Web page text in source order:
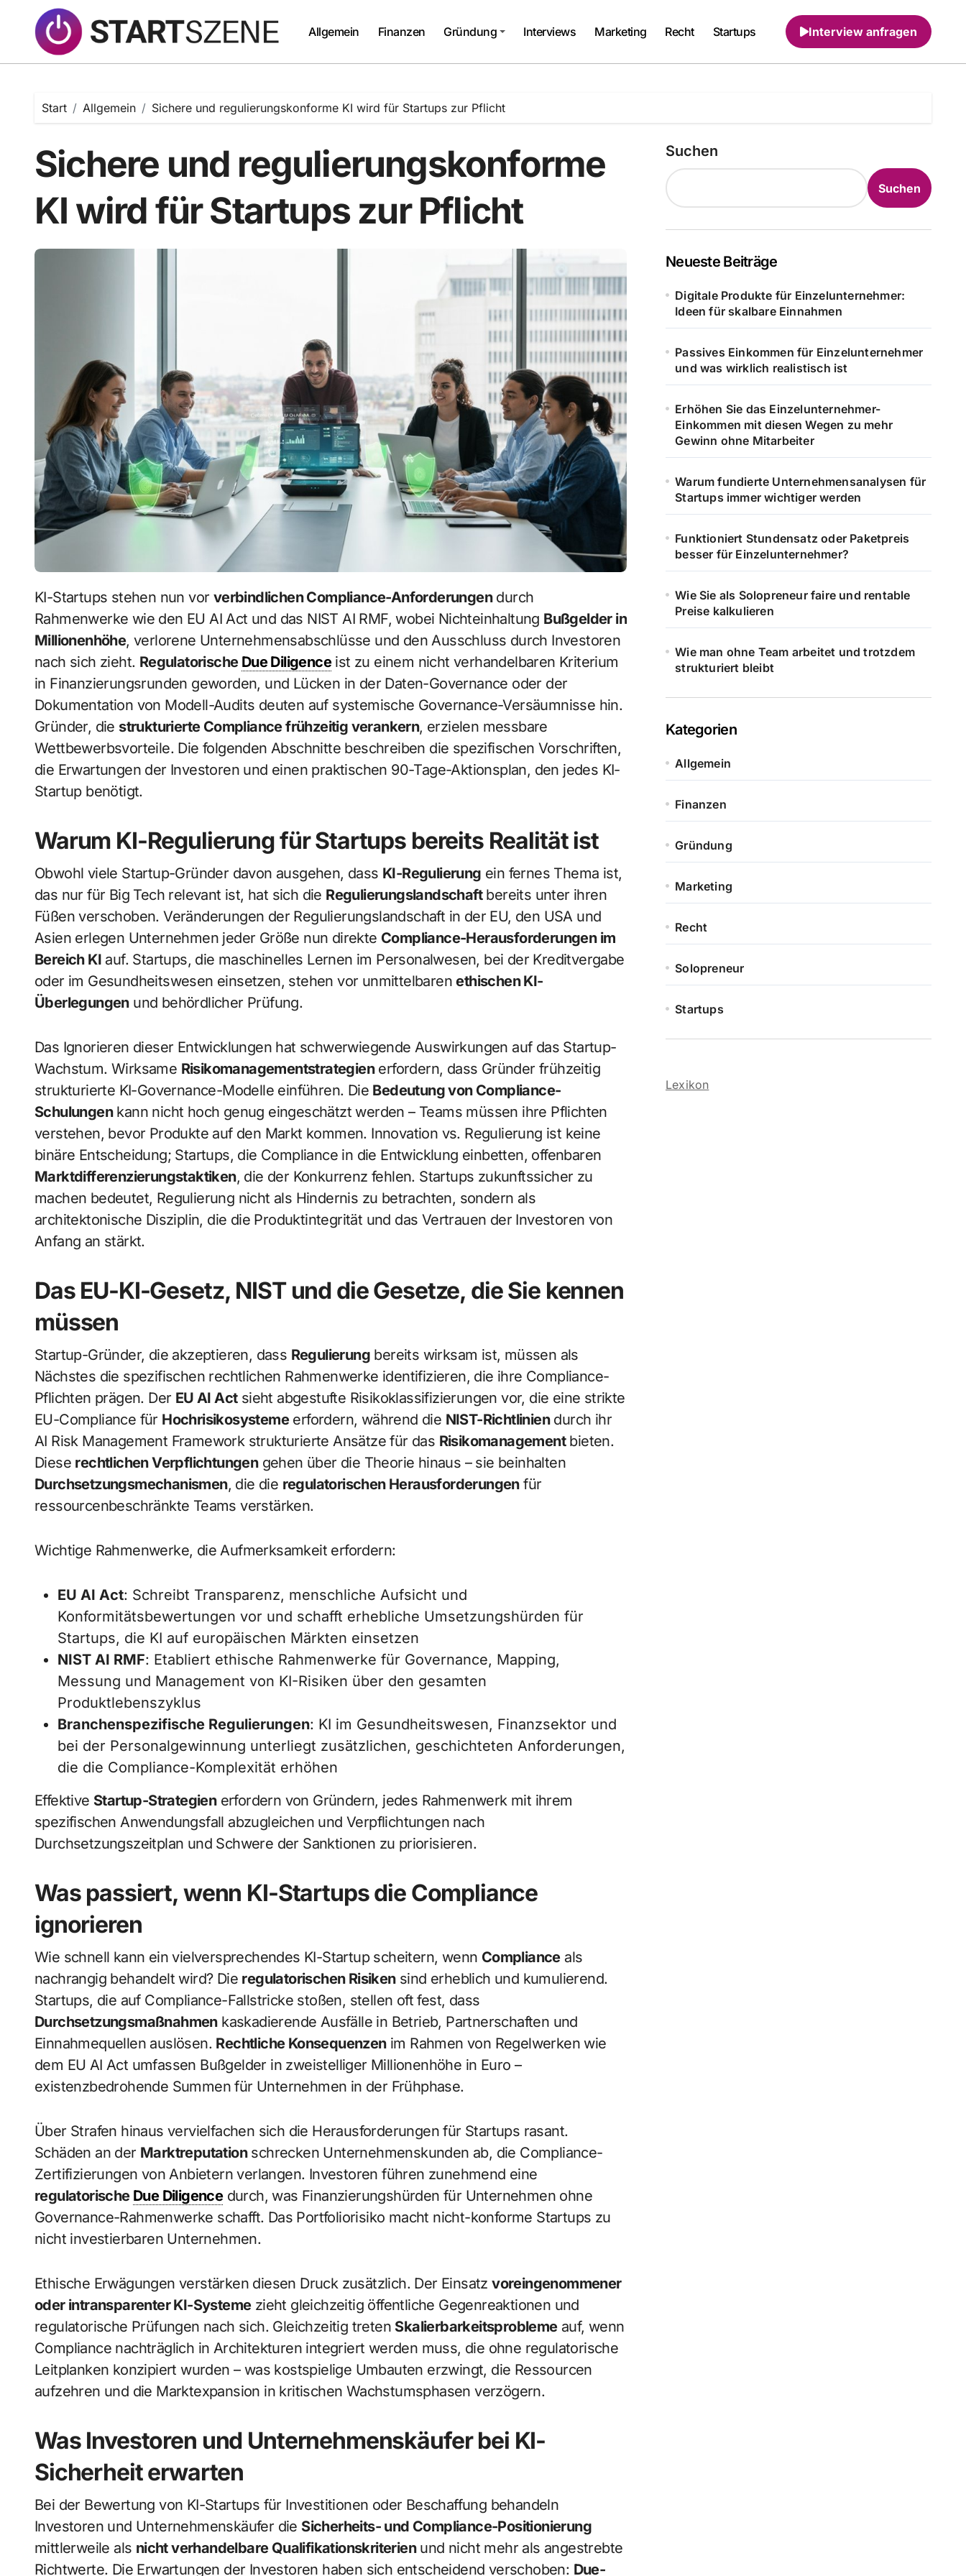
springen
Allgemein Finanzen Gründung Interviews Marketing Recht Startups Interview anfragen
Start Allgemein Sichere und regulierungskonforme KI wird für Startups zur Pflicht
Sichere und regulierungskonforme
KI wird für Startups zur Pflicht
KI-Startups stehen nun vor verbindlichen Compliance-Anforderungendurch
Rahmenwerke wie den EU AI Act und das NIST AI RMF, wobei Nichteinhaltung Bußgelder in
Millionenhöhe, verlorene Unternehmensabschlüsse und den Ausschluss durch Investoren
nach sich zieht. Regulatorische Due Diligenceist zu einem nicht verhandelbaren Kriterium
in Finanzierungsrunden geworden, und Lücken in der Daten-Governance oder der
Dokumentation von Modell-Audits deuten auf systemische Governance-Versäumnisse hin.
Gründer, die strukturierte Compliance frühzeitig verankern, erzielen messbare
Wettbewerbsvorteile. Die folgenden Abschnitte beschreiben die spezifischen Vorschriften,
die Erwartungen der Investoren und einen praktischen 90-Tage-Aktionsplan, den jedes KI-
Startup benötigt.
Warum KI-Regulierung für Startups bereits Realität ist
Obwohl viele Startup-Gründer davon ausgehen, dass KI-Regulierung ein fernes Thema ist,
das nur für Big Tech relevant ist, hat sich die Regulierungslandschaftbereits unter ihren
Füßen verschoben. Veränderungen der Regulierungslandschaft in der EU, den USA und
Asien erlegen Unternehmen jeder Größe nun direkte Compliance-Herausforderungen im
Bereich KI auf. Startups, die maschinelles Lernen im Personalwesen, bei der Kreditvergabe
oder im Gesundheitswesen einsetzen, stehen vor unmittelbarenethischen KI-
Überlegungenund behördlicher Prüfung.
Das Ignorieren dieser Entwicklungen hat schwerwiegende Auswirkungen auf das Startup-
Wachstum. Wirksame Risikomanagementstrategienerfordern, dass Gründer frühzeitig
strukturierte KI-Governance-Modelle einführen. Die Bedeutung von Compliance-
Schulungenkann nicht hoch genug eingeschätzt werden – Teams müssen ihre Pflichten
verstehen, bevor Produkte auf den Markt kommen. Innovation vs. Regulierung ist keine
binäre Entscheidung; Startups, die Compliance in die Entwicklung einbetten, offenbaren
Marktdifferenzierungstaktiken, die der Konkurrenz fehlen. Startups zukunftssicher zu
machen bedeutet, Regulierung nicht als Hindernis zu betrachten, sondern als
architektonische Disziplin, die die Produktintegrität und das Vertrauen der Investoren von
Anfang an stärkt.
Das EU-KI-Gesetz, NIST und die Gesetze, die Sie kennen
müssen
Startup-Gründer, die akzeptieren, dass Regulierung bereits wirksam ist, müssen als
Nächstes die spezifischen rechtlichen Rahmenwerke identifizieren, die ihre Compliance-
Pflichten prägen. Der EU AI Actsieht abgestufte Risikoklassifizierungen vor, die eine strikte
EU-Compliance für Hochrisikosystemeerfordern, während die NIST-Richtliniendurch ihr
AI Risk Management Framework strukturierte Ansätze für das Risikomanagementbieten.
Diese rechtlichen Verpflichtungengehen über die Theorie hinaus – sie beinhalten
Durchsetzungsmechanismen, die die regulatorischen Herausforderungenfür
ressourcenbeschränkte Teams verstärken.
Wichtige Rahmenwerke, die Aufmerksamkeit erfordern:
EU AI Act: Schreibt Transparenz, menschliche Aufsicht und
Konformitätsbewertungen vor und schafft erhebliche Umsetzungshürden für
Startups, die KI auf europäischen Märkten einsetzen
NIST AI RMF: Etabliert ethische Rahmenwerke für Governance, Mapping,
Messung und Management von KI-Risiken über den gesamten
Produktlebenszyklus
Branchenspezifische Regulierungen: KI im Gesundheitswesen, Finanzsektor und
bei der Personalgewinnung unterliegt zusätzlichen, geschichteten Anforderungen,
die die Compliance-Komplexität erhöhen
Effektive Startup-Strategienerfordern von Gründern, jedes Rahmenwerk mit ihrem
spezifischen Anwendungsfall abzugleichen und Verpflichtungen nach
Durchsetzungszeitplan und Schwere der Sanktionen zu priorisieren.
Was passiert, wenn KI-Startups die Compliance
ignorieren
Wie schnell kann ein vielversprechendes KI-Startup scheitern, wenn Complianceals
nachrangig behandelt wird? Die regulatorischen Risikensind erheblich und kumulierend.
Startups, die auf Compliance-Fallstricke stoßen, stellen oft fest, dass
Durchsetzungsmaßnahmenkaskadierende Ausfälle in Betrieb, Partnerschaften und
Einnahmequellen auslösen. Rechtliche Konsequenzenim Rahmen von Regelwerken wie
dem EU AI Act umfassen Bußgelder in zweistelliger Millionenhöhe in Euro –
existenzbedrohende Summen für Unternehmen in der Frühphase.
Über Strafen hinaus vervielfachen sich die Herausforderungen für Startups rasant.
Schäden an der Marktreputationschrecken Unternehmenskunden ab, die Compliance-
Zertifizierungen von Anbietern verlangen. Investoren führen zunehmend eine
regulatorische Due Diligencedurch, was Finanzierungshürden für Unternehmen ohne
Governance-Rahmenwerke schafft. Das Portfoliorisiko macht nicht-konforme Startups zu
nicht investierbaren Unternehmen.
Ethische Erwägungen verstärken diesen Druck zusätzlich. Der Einsatzvoreingenommener
oder intransparenter KI-Systemezieht gleichzeitig öffentliche Gegenreaktionen und
regulatorische Prüfungen nach sich. Gleichzeitig treten Skalierbarkeitsproblemeauf, wenn
Compliance nachträglich in Architekturen integriert werden muss, die ohne regulatorische
Leitplanken konzipiert wurden – was kostspielige Umbauten erzwingt, die Ressourcen
aufzehren und die Marktexpansion in kritischen Wachstumsphasen verzögern.
Was Investoren und Unternehmenskäufer bei KI-
Sicherheit erwarten
Bei der Bewertung von KI-Startups für Investitionen oder Beschaffung behandeln
Investoren und Unternehmenskäufer die Sicherheits- und Compliance-Positionierung
mittlerweile als nicht verhandelbare Qualifikationskriterienund nicht mehr als angestrebte
Richtwerte. Die Erwartungen der Investoren haben sich entscheidend verschoben: Due-
Suchen
Suchen
Neueste Beiträge
Digitale Produkte für Einzelunternehmer:
Ideen für skalbare Einnahmen
Passives Einkommen für Einzelunternehmer
und was wirklich realistisch ist
Erhöhen Sie das Einzelunternehmer-
Einkommen mit diesen Wegen zu mehr
Gewinn ohne Mitarbeiter
Warum fundierte Unternehmensanalysen für
Startups immer wichtiger werden
Funktioniert Stundensatz oder Paketpreis
besser für Einzelunternehmer?
Wie Sie als Solopreneur faire und rentable
Preise kalkulieren
Wie man ohne Team arbeitet und trotzdem
strukturiert bleibt
Kategorien
Allgemein
Finanzen
Gründung
Marketing
Recht
Solopreneur
Startups
Lexikon